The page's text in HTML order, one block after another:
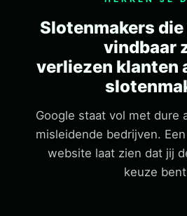
Slotenmakers
vindbaar
verliezen klanten
Google staat vol met dure
misleidende bedrijven.
website laat zien dat jij
keuze